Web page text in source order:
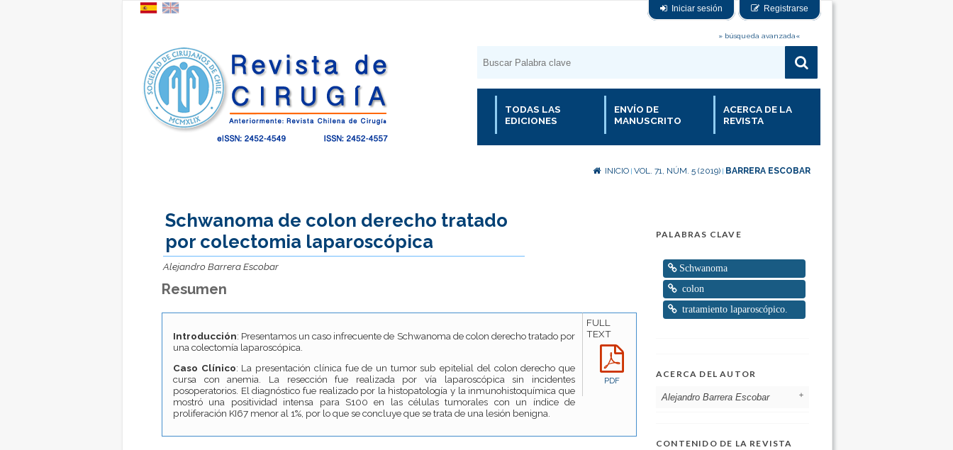
Iniciar sesión Registrarse
» búsqueda avanzada«
TODAS LAS
EDICIONES
ENVÍO DE
MANUSCRITO
ACERCA DE LA
REVISTA
INICIO VOL. 71, NÚM. 5 (2019) BARRERA ESCOBAR
PALABRAS CLAVE
Schwanoma
colon
tratamiento laparoscópico.
ACERCA DEL AUTOR
Alejandro Barrera Escobar
campus Centro, Facultad de Medicina
CONTENIDO DE LA REVISTA
Schwanoma de colon derecho tratado
por colectomia laparoscópica
Alejandro Barrera Escobar
Resumen
FULL
TEXT
PDF
Introducción: Presentamos un caso infrecuente de Schwanoma de colon derecho tratado por
una colectomía laparoscópica.
Caso Clínico: La presentación clínica fue de un tumor sub epitelial del colon derecho que
cursa con anemia. La resección fue realizada por vía laparoscópica sin incidentes
posoperatorios. El diagnóstico fue realizado por la histopatología y la inmunohistoquímica que
mostró una positividad intensa para S100 en las células tumorales con un índice de
proliferación KI67 menor al 1%, por lo que se concluye que se trata de una lesión benigna.